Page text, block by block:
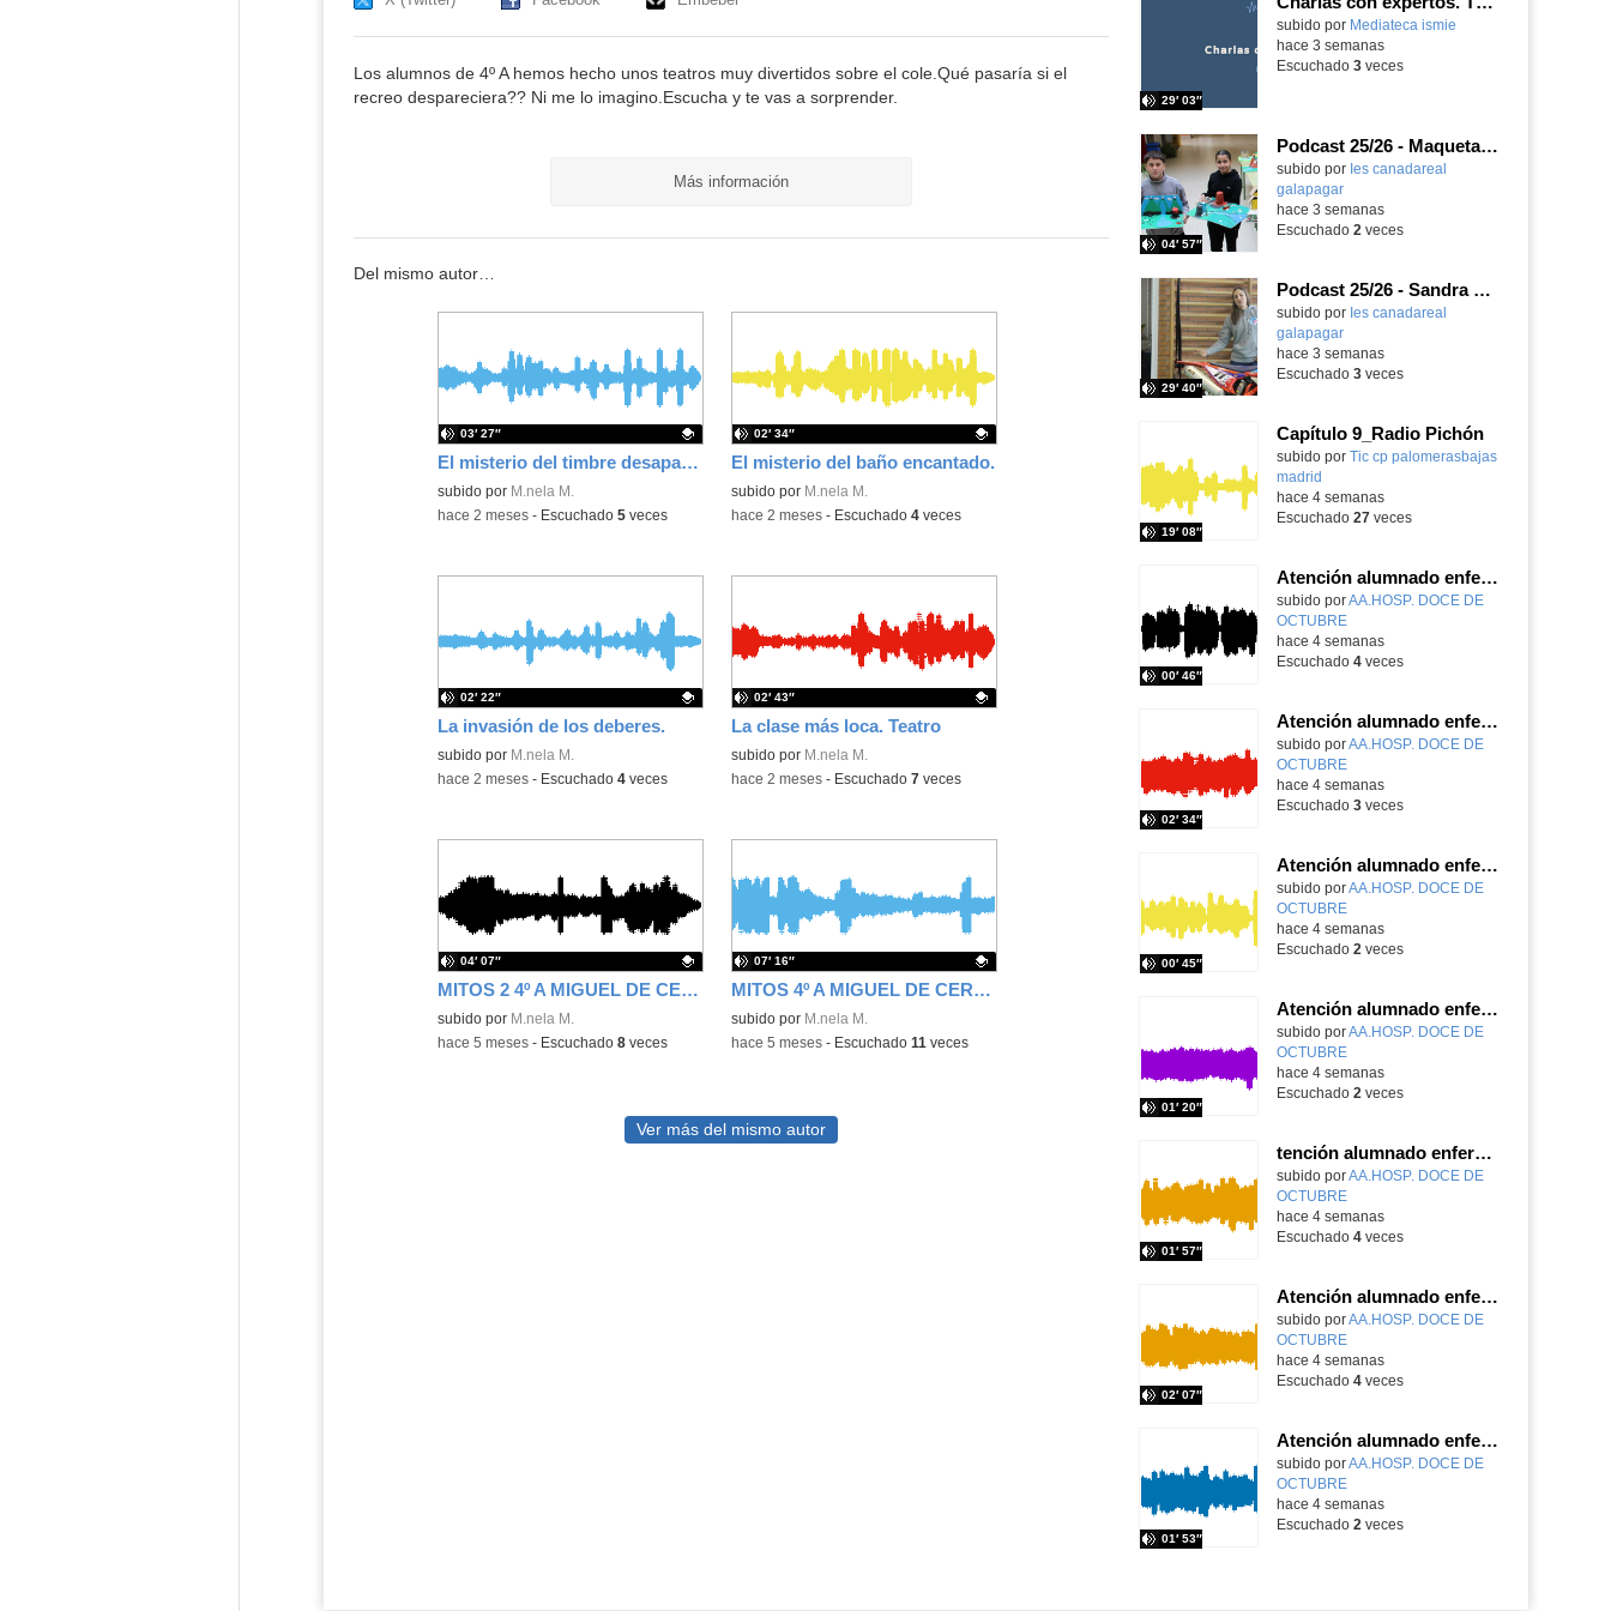
Los alumnos de 4º A hemos hecho unos teatros muy divertidos sobre el cole.Qué pasaría si el
recreo despareciera?? Ni me lo imagino.Escucha y te vas a sorprender.
Más información
Del mismo autor…
El misterio del timbre desaparecido.
Contenido educativo.
subido por M.nela M.
03′ 27″
-hace 2 meses- Escuchado 5veces
El misterio del baño encantado.
Contenido educativo.
subido por M.nela M.
02′ 34″
-hace 2 meses- Escuchado 4veces
La invasión de los deberes.
Contenido educativo.
subido por M.nela M.
02′ 22″
-hace 2 meses- Escuchado 4veces
La clase más loca. Teatro
Contenido educativo.
subido por M.nela M.
02′ 43″
-hace 2 meses- Escuchado 7veces
MITOS 2 4º A MIGUEL DE CERVANTES MEJORADA DEL CAMPO
Contenido educativo.
subido por M.nela M.
04′ 07″
-hace 5 meses- Escuchado 8veces
MITOS 4º A MIGUEL DE CERVANTES MEJORADA DEL CAMPO.
Contenido educativo.
subido por M.nela M.
07′ 16″
-hace 5 meses- Escuchado 11 veces
Ver más del mismo autor
subido por Mediateca ismie
29′ 03″
hace 3 semanas
Escuchado 3veces
Podcast 25/26 - Maquetas sobre el feudalismo
subido por Ies canadareal
galapagar
04′ 57″
-
hace 3 semanas
Escuchado 2 veces
Podcast 25/26 - Sandra Gómez, campeona de Enduro
subido por Ies canadareal
galapagar
29′ 40″
-
hace 3 semanas
Escuchado 3veces
Capítulo 9_Radio Pichón
Contenido educativo.
subido por Tic cp palomerasbajas
madrid
19′ 08″
hace 4 semanas
Escuchado 27veces
Atención alumnado enfermo. SAED primaria. José Nesh-Nash García
Contenido educativo.
subido porAA.HOSP. DOCE DE
OCTUBRE
00′ 46″
-
hace 4 semanas
Escuchado 4veces
Atención alumnado enfermo. Aula dentro del hospital. Sara Martín Fernández.
Contenido educativo.
subido porAA.HOSP. DOCE DE
OCTUBRE
02′ 34″
-
hace 4 semanas
Escuchado 3veces
Atención alumnado enfermo. Aula dentro del hospital. Rosa María Poza Hervás
Contenido educativo.
subido porAA.HOSP. DOCE DE
OCTUBRE
00′ 45″
-
hace 4 semanas
Escuchado 2 veces
Atención alumnado enfermo. SAED secundaria. Charo Villamariz Cid.
Contenido educativo.
subido porAA.HOSP. DOCE DE
OCTUBRE
01′ 20″
-
hace 4 semanas
Escuchado 2 veces
tención alumnado enfermo. Hospitalización Psiquiátrica. María del Carmen Sanz Segura
Contenido educativo.
subido porAA.HOSP. DOCE DE
OCTUBRE
01′ 57″
-
hace 4 semanas
Escuchado 4veces
Atención alumnado enfermo. Hospitalización Psiquiátrica. Miguel Ángel Baena Recio
Contenido educativo.
subido porAA.HOSP. DOCE DE
OCTUBRE
02′ 07″
-
hace 4 semanas
Escuchado 4veces
Atención alumnado enfermo. Aula dentro del hospital. Laura Gómez-Pardo Gayete
Contenido educativo.
subido porAA.HOSP. DOCE DE
OCTUBRE
01′ 53″
-
hace 4 semanas
Escuchado 2 veces